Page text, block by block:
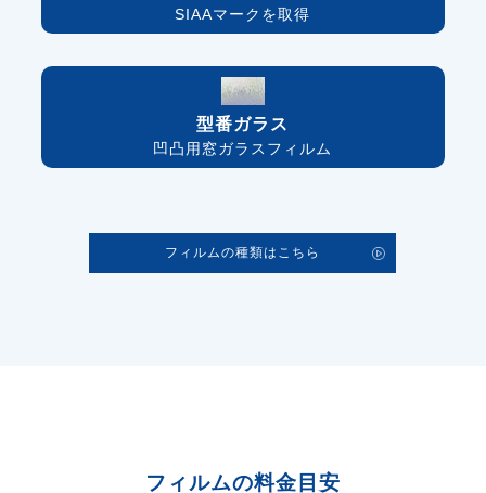
SIAAマークを取得
型番ガラス
凹凸用窓ガラスフィルム
フィルムの種類はこちら
フィルムの料金目安